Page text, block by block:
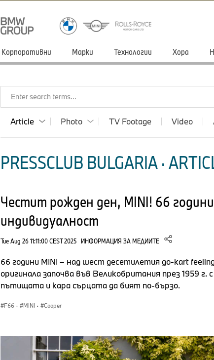
Корпоративни Марки Технологии Хора
Enter search terms...
Article Photo TV Footage Video
PRESSCLUB BULGARIA ·
Честит рожден ден, MINI! 66
индивидуалност
Tue Aug 26 11:11:00 CEST 2025 ИНФОРМАЦИЯ ЗА МЕДИИТЕ
66 години MINI – над шест десетилетия go-kart
оригинала започва във Великобритания през 1959 г.
пътищата и кара сърцата да бият по-бързо.
F66 · MINI · Cooper